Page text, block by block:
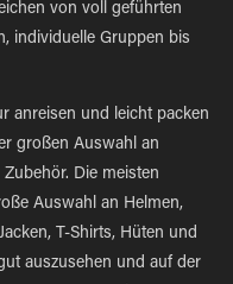
von voll geführten
individuelle Gruppen bis
anreisen und leicht packen
großen Auswahl an
Die meisten
Auswahl an Helmen,
T-Shirts, Hüten und
auszusehen und auf der